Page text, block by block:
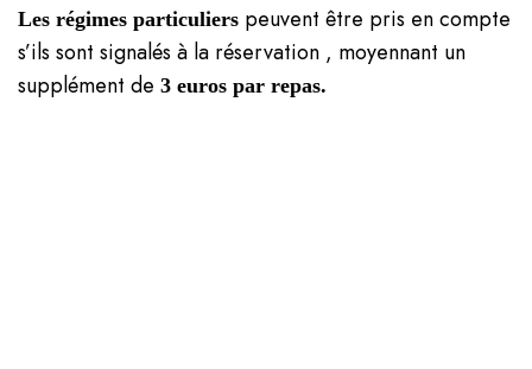
Les régimes particuliers peuvent être pris en compte
s’ils sont signalés à la réservation , moyennant un
supplément de 3 euros par repas.